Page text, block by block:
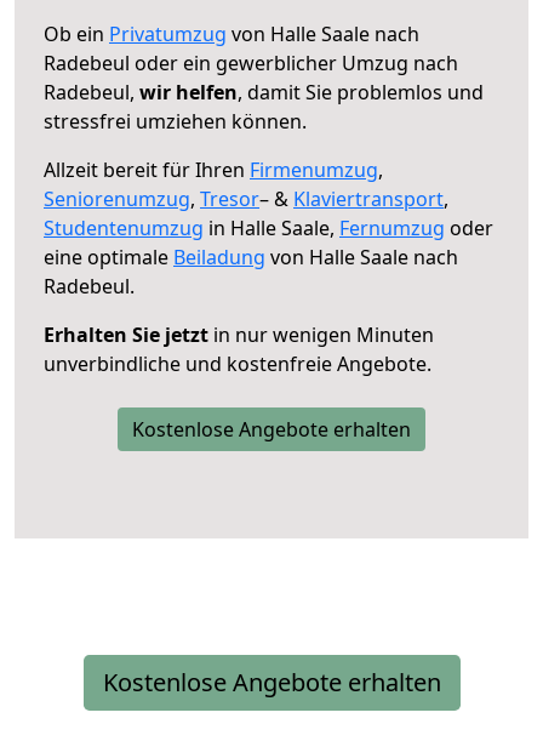
Ob ein Privatumzug von Halle Saale nach
Radebeul oder ein gewerblicher Umzug nach
Radebeul, wir helfen, damit Sie problemlos und
stressfrei umziehen können.
Allzeit bereit für Ihren Firmenumzug,
Seniorenumzug, Tresor– & Klaviertransport,
Studentenumzug in Halle Saale, Fernumzug oder
eine optimale Beiladung von Halle Saale nach
Radebeul.
Erhalten Sie jetzt in nur wenigen Minuten
unverbindliche und kostenfreie Angebote.
Kostenlose Angebote erhalten
Kostenlose Angebote erhalten